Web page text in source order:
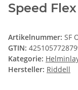
Speed
Artikelnummer: SF
GTIN:
Kategorie:
Hersteller: Riddell